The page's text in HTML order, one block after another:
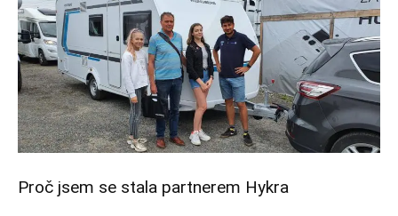
Proč jsem se stala partnerem Hykra